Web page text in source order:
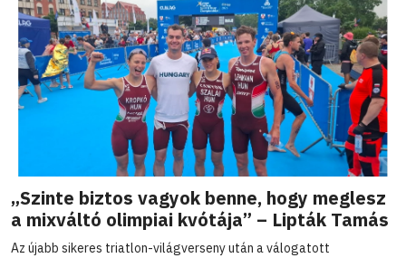
„Szinte biztos vagyok benne, hogy meglesz
a mixváltó olimpiai kvótája” – Lipták Tamás
Az újabb sikeres triatlon-világverseny után a válogatott